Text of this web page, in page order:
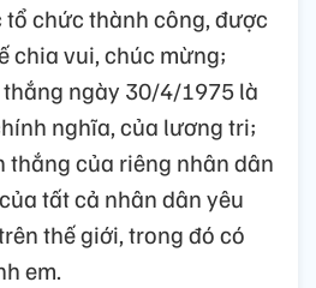
chức thành công, được
chia vui, chúc mừng;
ngày 30/4/1975 là
nghĩa, của lương tri;
thắng của riêng nhân dân
tất cả nhân dân yêu
thế giới, trong đó có
em.